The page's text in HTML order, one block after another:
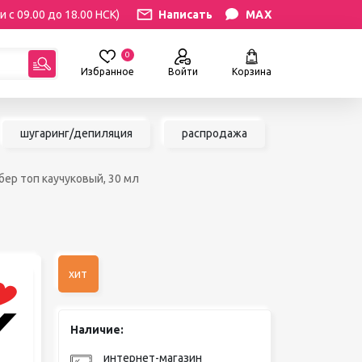
с 09.00 до 18.00 НСК) Написать MAX
Избранное
0
Войти Корзина
для
АКСЕССУАРЫ
шугаринг/депиляция распродажа
топ каучуковый, 30 мл
хит
Наличие:
интернет-магазин